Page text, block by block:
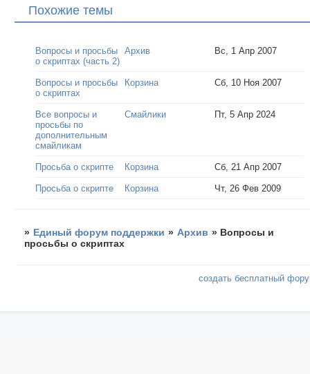
Похожие темы
Вопросы и просьбы
о скриптах (часть 2)
Архив Вс, 1 Апр 2007
Вопросы и просьбы
о скриптах
Корзина Сб, 10 Ноя 2007
Все вопросы и
просьбы по
дополнительным
смайликам
Смайлики Пт, 5 Апр 2024
Просьба о скрипте Корзина Сб, 21 Апр 2007
Просьба о скрипте Корзина Чт, 26 Фев 2009
» Единый форум поддержки » Архив » Вопросы и
просьбы о скриптах
создать бесплатный